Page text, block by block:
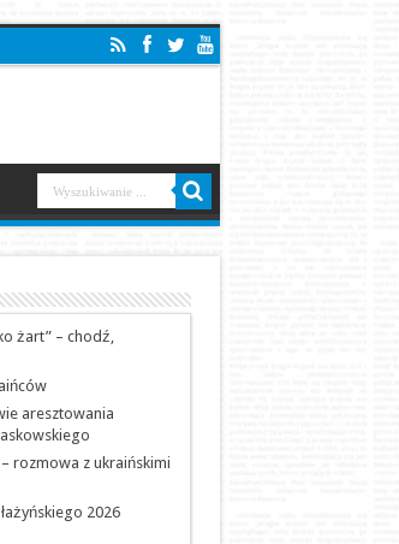
żart” – chodź,
aresztowania
rozmowa z ukraińskimi
2026